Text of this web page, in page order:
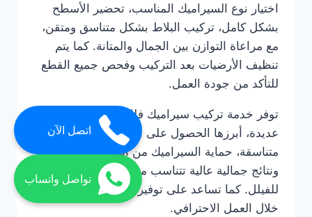
اختيار نوع السيراميك المناسب، تحضير الأسطح
بشكل كامل، تركيب البلاط بشكل متناسق ومتقن،
مع مراعاة التوازن بين الجمال والمتانة. كما يتم
تنظيف الأرضيات بعد التركيب وفحص جميع القطع
للتأكد من جودة العمل.
توفر خدمة تركيب سيراميك فلل ابوظبي مزايا
عديدة، أبرزها الحصول على أرضيات وجدران
متناسقة، حماية السيراميك من التلف أو التشقق،
ونتائج جمالية عالية تتناسب مع التصميم الداخلي
للفيلل. كما تساعد على توفير الوقت والجهد من
خلال العمل الاحترافي.
اتصل الآن
تواصل واتساب